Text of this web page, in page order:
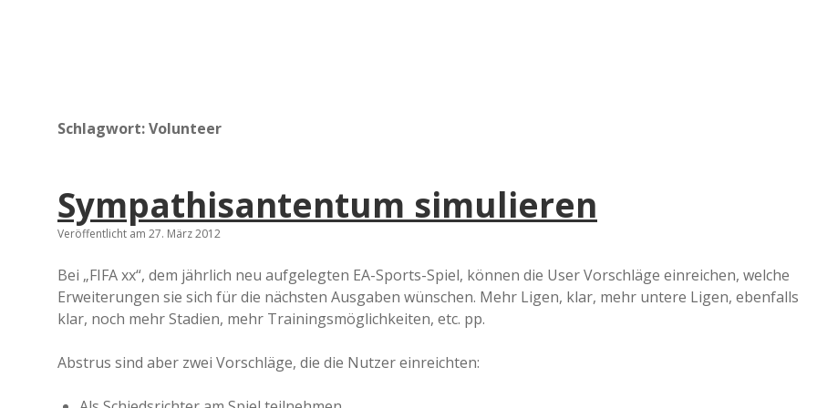
a
d
e
Schlagwort:Volunteer
Sympathisantentum simulieren
Veröffentlicht am 27. März 2012
Bei „FIFA xx“, dem jährlich neu aufgelegten EA-Sports-Spiel, können die User Vorschläge einreichen, welche
Erweiterungen sie sich für die nächsten Ausgaben wünschen. Mehr Ligen, klar, mehr untere Ligen, ebenfalls
klar, noch mehr Stadien, mehr Trainingsmöglichkeiten, etc. pp.
Abstrus sind aber zwei Vorschläge, die die Nutzer einreichten: